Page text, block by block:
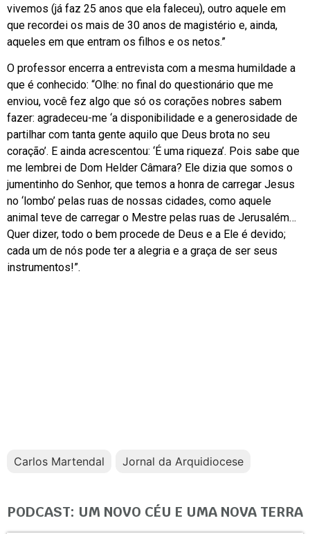
vivemos (já faz 25 anos que ela faleceu), outro aquele em
que recordei os mais de 30 anos de magistério e, ainda,
aqueles em que entram os filhos e os netos.”
O professor encerra a entrevista com a mesma humildade a
que é conhecido: “Olhe: no final do questionário que me
enviou, você fez algo que só os corações nobres sabem
fazer: agradeceu-me ‘a disponibilidade e a generosidade de
partilhar com tanta gente aquilo que Deus brota no seu
coração’. E ainda acrescentou: ‘É uma riqueza’. Pois sabe que
me lembrei de Dom Helder Câmara? Ele dizia que somos o
jumentinho do Senhor, que temos a honra de carregar Jesus
no ‘lombo’ pelas ruas de nossas cidades, como aquele
animal teve de carregar o Mestre pelas ruas de Jerusalém…
Quer dizer, todo o bem procede de Deus e a Ele é devido;
cada um de nós pode ter a alegria e a graça de ser seus
instrumentos!”.
Carlos Martendal Jornal da Arquidiocese
PODCAST: UM NOVO CÉU E UMA NOVA TERRA